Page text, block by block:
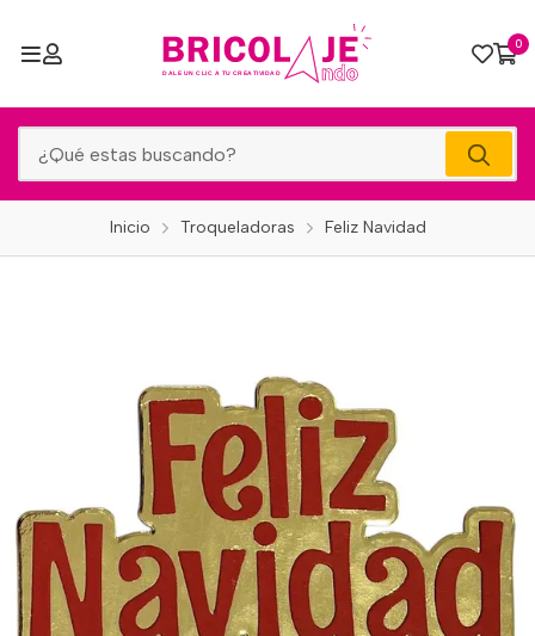
0
Inicio Troqueladoras Feliz Navidad